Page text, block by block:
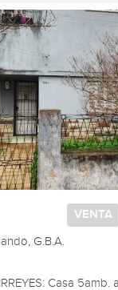
VENTA
G.B.A.
Casa 5amb.